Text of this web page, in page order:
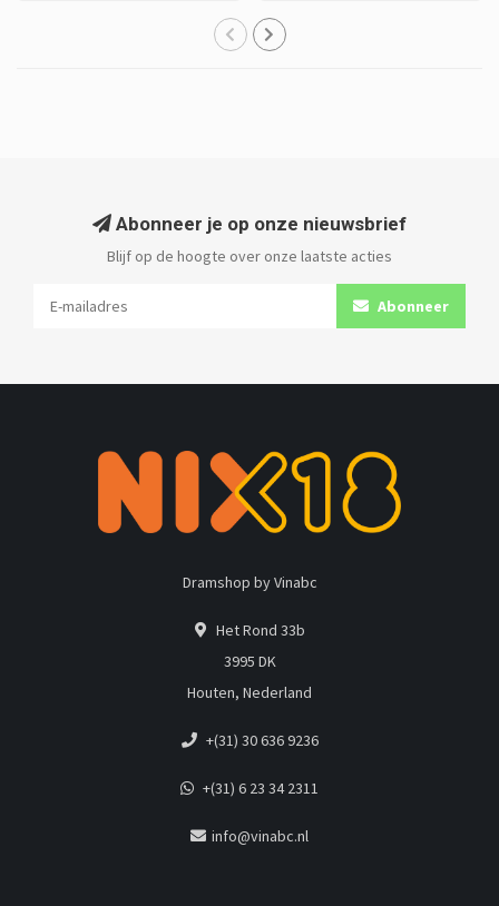
Abonneer je op onze nieuwsbrief
Blijf op de hoogte over onze laatste acties
Abonneer
Dramshop by Vinabc
Het Rond 33b
3995 DK
Houten, Nederland
+(31) 30 636 9236
+(31) 6 23 34 2311
info@vinabc.nl